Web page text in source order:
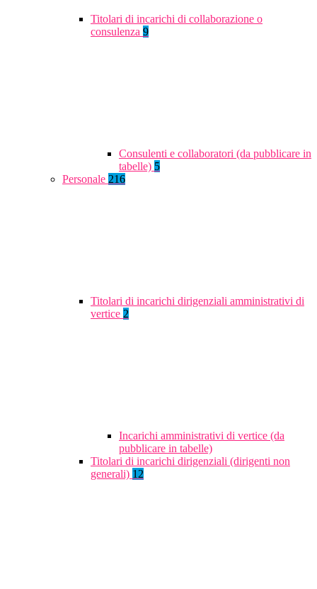
Titolari di incarichi di collaborazione o
consulenza 9
Consulenti e collaboratori (da pubblicare in
tabelle) 5
Personale 216
Titolari di incarichi dirigenziali amministrativi di
vertice 2
Incarichi amministrativi di vertice (da
pubblicare in tabelle)
Titolari di incarichi dirigenziali (dirigenti non
generali) 12